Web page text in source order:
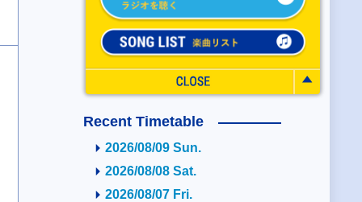
Recent Timetable
2026/08/09 Sun.
2026/08/08 Sat.
2026/08/07 Fri.